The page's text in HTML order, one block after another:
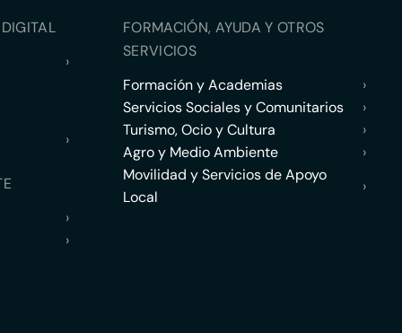
›
›
›
›
FORMACIÓN, AYUDA Y OTROS
SERVICIOS
Formación y Academias
›
Servicios Sociales y Comunitarios
›
Turismo, Ocio y Cultura
›
Agro y Medio Ambiente
›
Movilidad y Servicios de Apoyo
Local
›